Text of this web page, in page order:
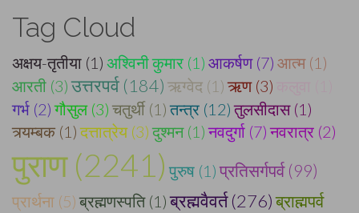
Tag Cloud
अक्षय-तृतीया (1) अश्विनी कुमार (1) आकर्षण (7) आत्म (1)
आरती (3) उत्तरपर्व (184) ऋग्वेद (1) ऋण (3)
गर्भ (2) गौसुल (3) चतुर्थी (1) तन्त्र (12) तुलसीदास (1)
त्र्यम्बक (1) दत्तात्रेय (3) दुश्मन (1) नवदुर्गा (7) नवरात्र (2)
पुराण (2241) पुरुष (1) प्रतिसर्गपर्व (99)
प्रार्थना (5) ब्रह्मणस्पति (1) ब्रह्मवैवर्त (276) ब्राह्मपर्व